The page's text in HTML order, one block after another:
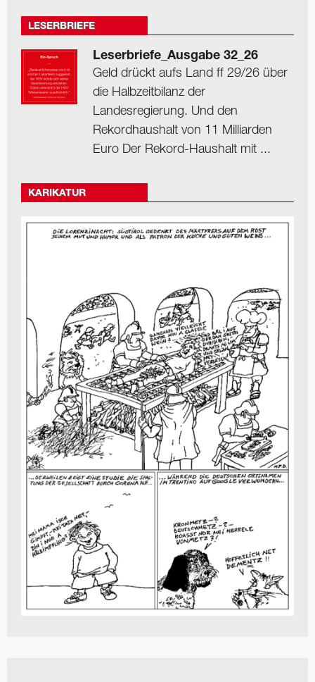
LESERBRIEFE
Leserbriefe_Ausgabe 32_26
Geld drückt aufs Land ff 29/26 über
die Halbzeitbilanz der
Landesregierung. Und den
Rekordhaushalt von 11 Milliarden
Euro Der Rekord-Haushalt mit ...
KARIKATUR